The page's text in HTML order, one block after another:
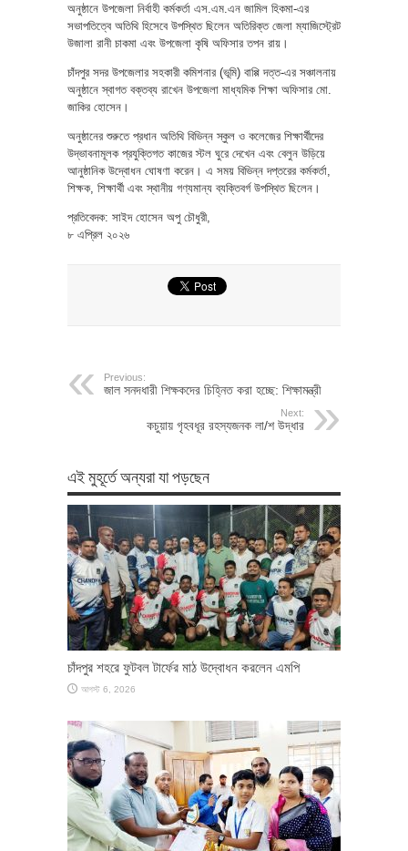
অনুষ্ঠানে উপজেলা নির্বাহী কর্মকর্তা এস.এম.এন জামিল হিকমা-এর
সভাপতিত্বে অতিথি হিসেবে উপস্থিত ছিলেন অতিরিক্ত জেলা ম্যাজিস্ট্রেট
উজালা রানী চাকমা এবং উপজেলা কৃষি অফিসার তপন রায়।
চাঁদপুর সদর উপজেলার সহকারী কমিশনার (ভূমি) বাপ্পি দত্ত-এর সঞ্চালনায়
অনুষ্ঠানে স্বাগত বক্তব্য রাখেন উপজেলা মাধ্যমিক শিক্ষা অফিসার মো.
জাকির হোসেন।
অনুষ্ঠানের শুরুতে প্রধান অতিথি বিভিন্ন স্কুল ও কলেজের শিক্ষার্থীদের
উদ্ভাবনামূলক প্রযুক্তিগত কাজের স্টল ঘুরে দেখেন এবং বেলুন উড়িয়ে
আনুষ্ঠানিক উদ্বোধন ঘোষণা করেন। এ সময় বিভিন্ন দপ্তরের কর্মকর্তা,
শিক্ষক, শিক্ষার্থী এবং স্থানীয় গণ্যমান্য ব্যক্তিবর্গ উপস্থিত ছিলেন।
প্রতিবেদক: সাইদ হোসেন অপু চৌধুরী,
৮ এপ্রিল ২০২৬
Previous:
জাল সনদধারী শিক্ষকদের চিহ্নিত করা হচ্ছে: শিক্ষামন্ত্রী
Next:
কচুয়ায় গৃহবধূর রহস্যজনক লা/শ উদ্ধার
এই মুহূর্তে অন্যরা যা পড়ছেন
চাঁদপুর শহরে ফুটবল টার্ফের মাঠ উদ্বোধন করলেন এমপি
আগস্ট 6, 2026